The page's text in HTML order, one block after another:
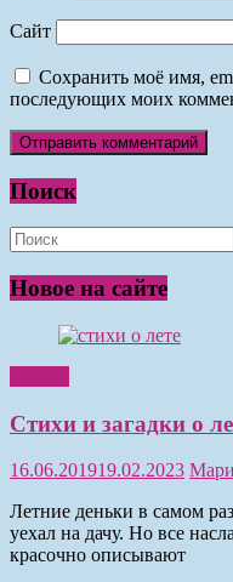
Сайт
Сохранить моё имя,
последующих моих
Поиск
Новое на сайте
Стихи и загадки о
16.06.201919.02.2023
Летние деньки в самом
уехал на дачу. Но все
красочно описывают